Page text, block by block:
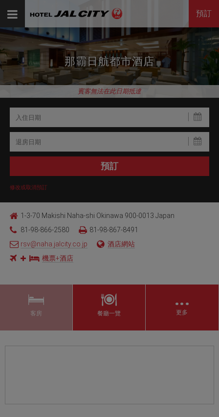
預訂
那霸日航都市酒店
賓客無法在此日期抵達
修改或取消預訂
1-3-70 Makishi Naha-shi Okinawa 900-0013 Japan
81-98-866-2580
81-98-867-8491
rsv@naha.jalcity.co.jp
酒店網站
機票+酒店
客房 餐廳一覽
…
更多